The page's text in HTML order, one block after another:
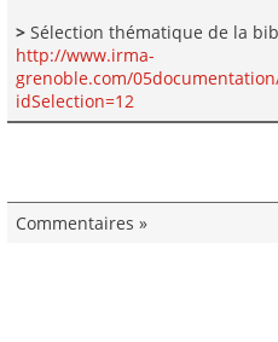
>Sélection thématique de la
http://www.irma-
grenoble.com/
idSelection=12
Commentaires »